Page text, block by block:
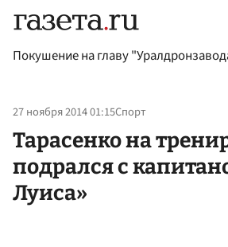
Покушение на главу
27 ноября 2014 01:15Спорт
Тарасенко на
подрался с
Луиса»